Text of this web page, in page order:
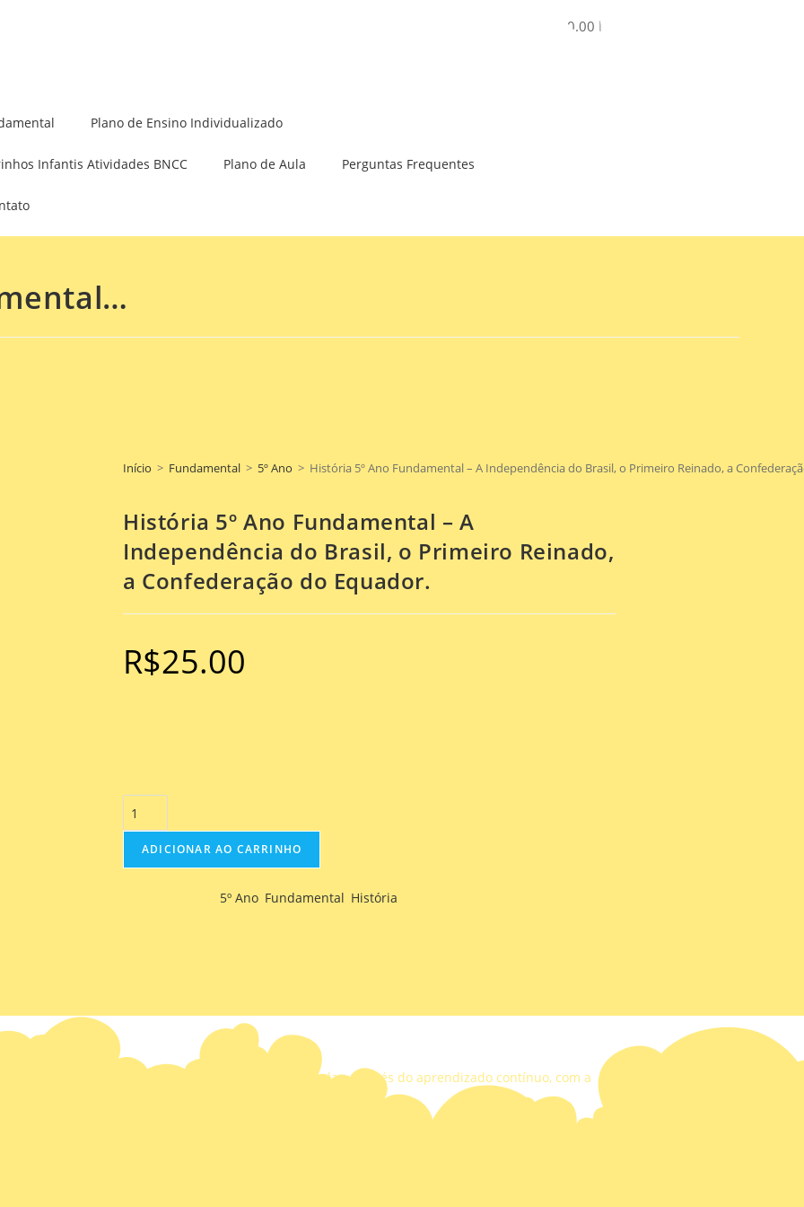
0.00
Plano de Ensino Individualizado
Infantis Atividades BNCC Plano de Aula Perguntas Frequentes
Início > Fundamental > 5º Ano > História 5º Ano Fundamental – A Independência do Brasil, o Primeiro Reinado, a
História 5º Ano Fundamental – A
Independência do Brasil, o Primeiro Reinado,
a Confederação do Equador.
R$25.00
ADICIONAR AO CARRINHO
5º Ano Fundamental História
colegas, coordenadores e alunos no reforço escolar, através do aprendizado contínuo, com a